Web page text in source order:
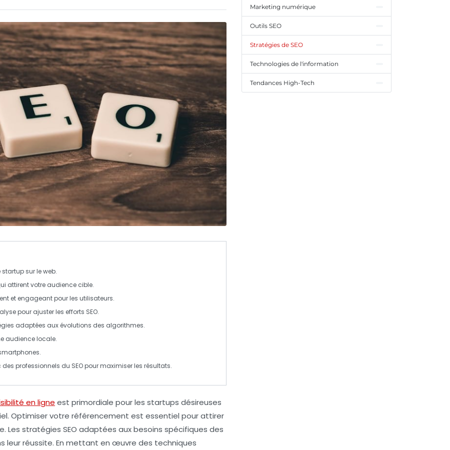
startup sur le web.
attirent votre audience cible.
et engageant pour les utilisateurs.
pour ajuster les efforts SEO.
adaptées aux évolutions des algorithmes.
audience locale.
des professionnels du SEO pour maximiser les résultats.
en ligne est primordiale pour les startups désireuses
Optimiser votre référencement est essentiel pour attirer
Les stratégies SEO adaptées aux besoins spécifiques des
leur réussite. En mettant en œuvre des techniques
Marketing numérique
Outils SEO
Stratégies de SEO
Technologies de l'information
Tendances High-Tech